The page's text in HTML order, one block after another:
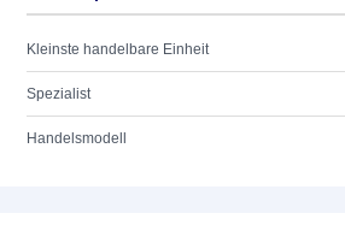
Kleinste handelbare Einheit
Spezialist
Handelsmodell